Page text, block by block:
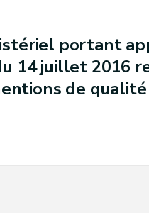
portant
14 juillet 2016
de